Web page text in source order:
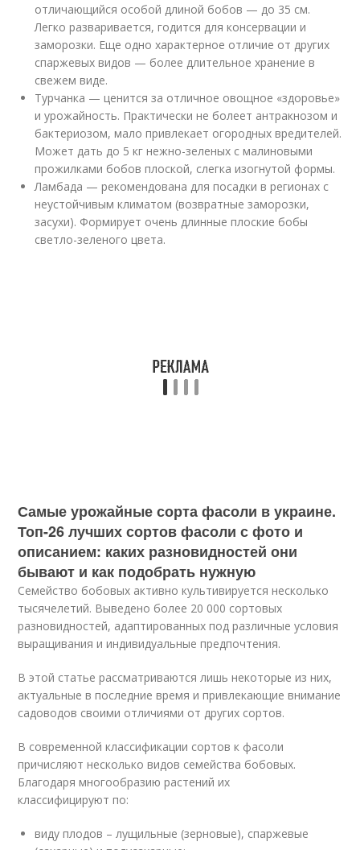
отличающийся особой длиной бобов — до 35 см.
Легко разваривается, годится для консервации и
заморозки. Еще одно характерное отличие от других
спаржевых видов — более длительное хранение в
свежем виде.
Турчанка — ценится за отличное овощное «здоровье»
и урожайность. Практически не болеет антракнозом и
бактериозом, мало привлекает огородных вредителей.
Может дать до 5 кг нежно-зеленых с малиновыми
прожилками бобов плоской, слегка изогнутой формы.
Ламбада — рекомендована для посадки в регионах с
неустойчивым климатом (возвратные заморозки,
засухи). Формирует очень длинные плоские бобы
светло-зеленого цвета.
Самые урожайные сорта фасоли в украине.
Топ-26 лучших сортов фасоли с фото и
описанием: каких разновидностей они
бывают и как подобрать нужную
Семейство бобовых активно культивируется несколько
тысячелетий. Выведено более 20 000 сортовых
разновидностей, адаптированных под различные условия
выращивания и индивидуальные предпочтения.
В этой статье рассматриваются лишь некоторые из них,
актуальные в последние время и привлекающие внимание
садоводов своими отличиями от других сортов.
В современной классификации сортов к фасоли
причисляют несколько видов семейства бобовых.
Благодаря многообразию растений их
классифицируют по:
виду плодов – лущильные (зерновые), спаржевые